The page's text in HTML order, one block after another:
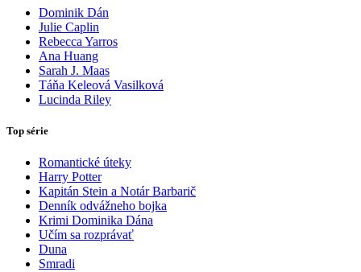
Dominik Dán
Julie Caplin
Rebecca Yarros
Ana Huang
Sarah J. Maas
Táňa Keleová Vasilková
Lucinda Riley
Top série
Romantické úteky
Harry Potter
Kapitán Stein a Notár Barbarič
Denník odvážneho bojka
Krimi Dominika Dána
Učím sa rozprávať
Duna
Smradi